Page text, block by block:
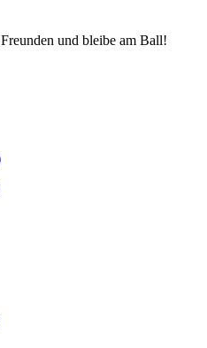
und bleibe am Ball!